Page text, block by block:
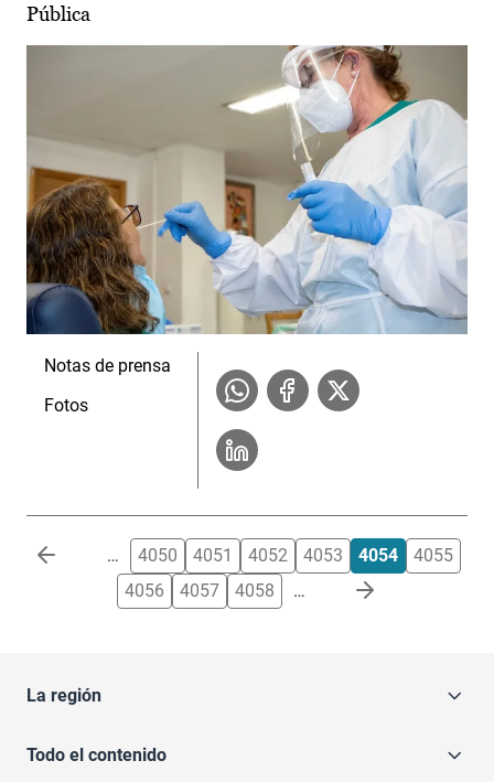
Pública
Notas de prensa
Fotos
Paginación … 4050 4051 4052 4053 4054
4055
4056
4057 4058 …
La región
Todo el contenido